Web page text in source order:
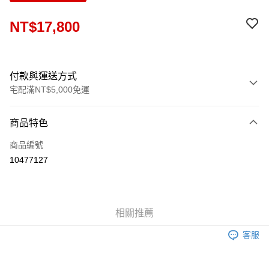
NT$17,800
付款與運送方式
宅配滿NT$5,000免運
信用卡一次付款
LINE Pay
商品特色
商品編號
10477127
相關推薦
客服